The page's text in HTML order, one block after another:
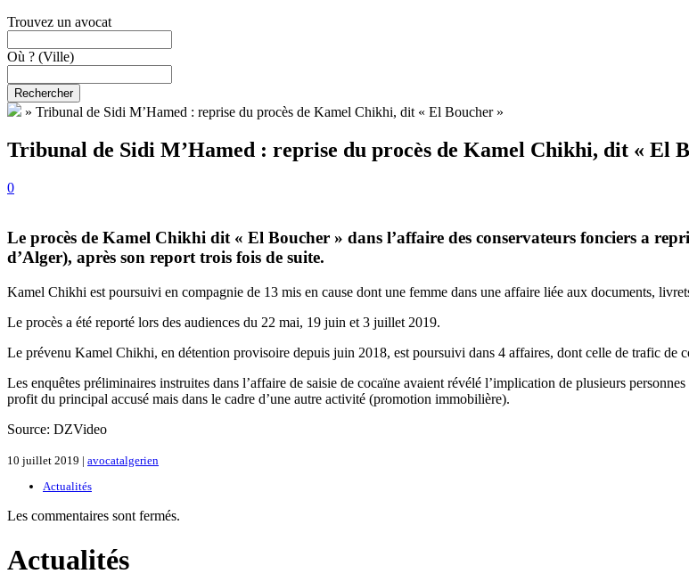
Trouvez un avocat
Où ? (Ville)
Rechercher
» Tribunal de Sidi M’Hamed : reprise du procès de Kamel Chikhi, dit « El Boucher »
Tribunal de Sidi M’Hamed : reprise du procès de Kamel Chikhi, dit « El
0
Le procès de Kamel Chikhi dit « El Boucher » dans l’affaire des conservateurs fonciers a
d’Alger), après son report trois fois de suite.
Kamel Chikhi est poursuivi en compagnie de 13 mis en cause dont une femme dans une affaire liée aux documents,
Le procès a été reporté lors des audiences du 22 mai, 19 juin et 3 juillet 2019.
Le prévenu Kamel Chikhi, en détention provisoire depuis juin 2018, est poursuivi dans 4 affaires, dont celle de trafic de
Les enquêtes préliminaires instruites dans l’affaire de saisie de cocaïne avaient révélé l’implication de plusieurs
profit du principal accusé mais dans le cadre d’une autre activité (promotion immobilière).
Source: DZVideo
10 juillet 2019 | avocatalgerien
Actualités
Les commentaires sont fermés.
Actualités